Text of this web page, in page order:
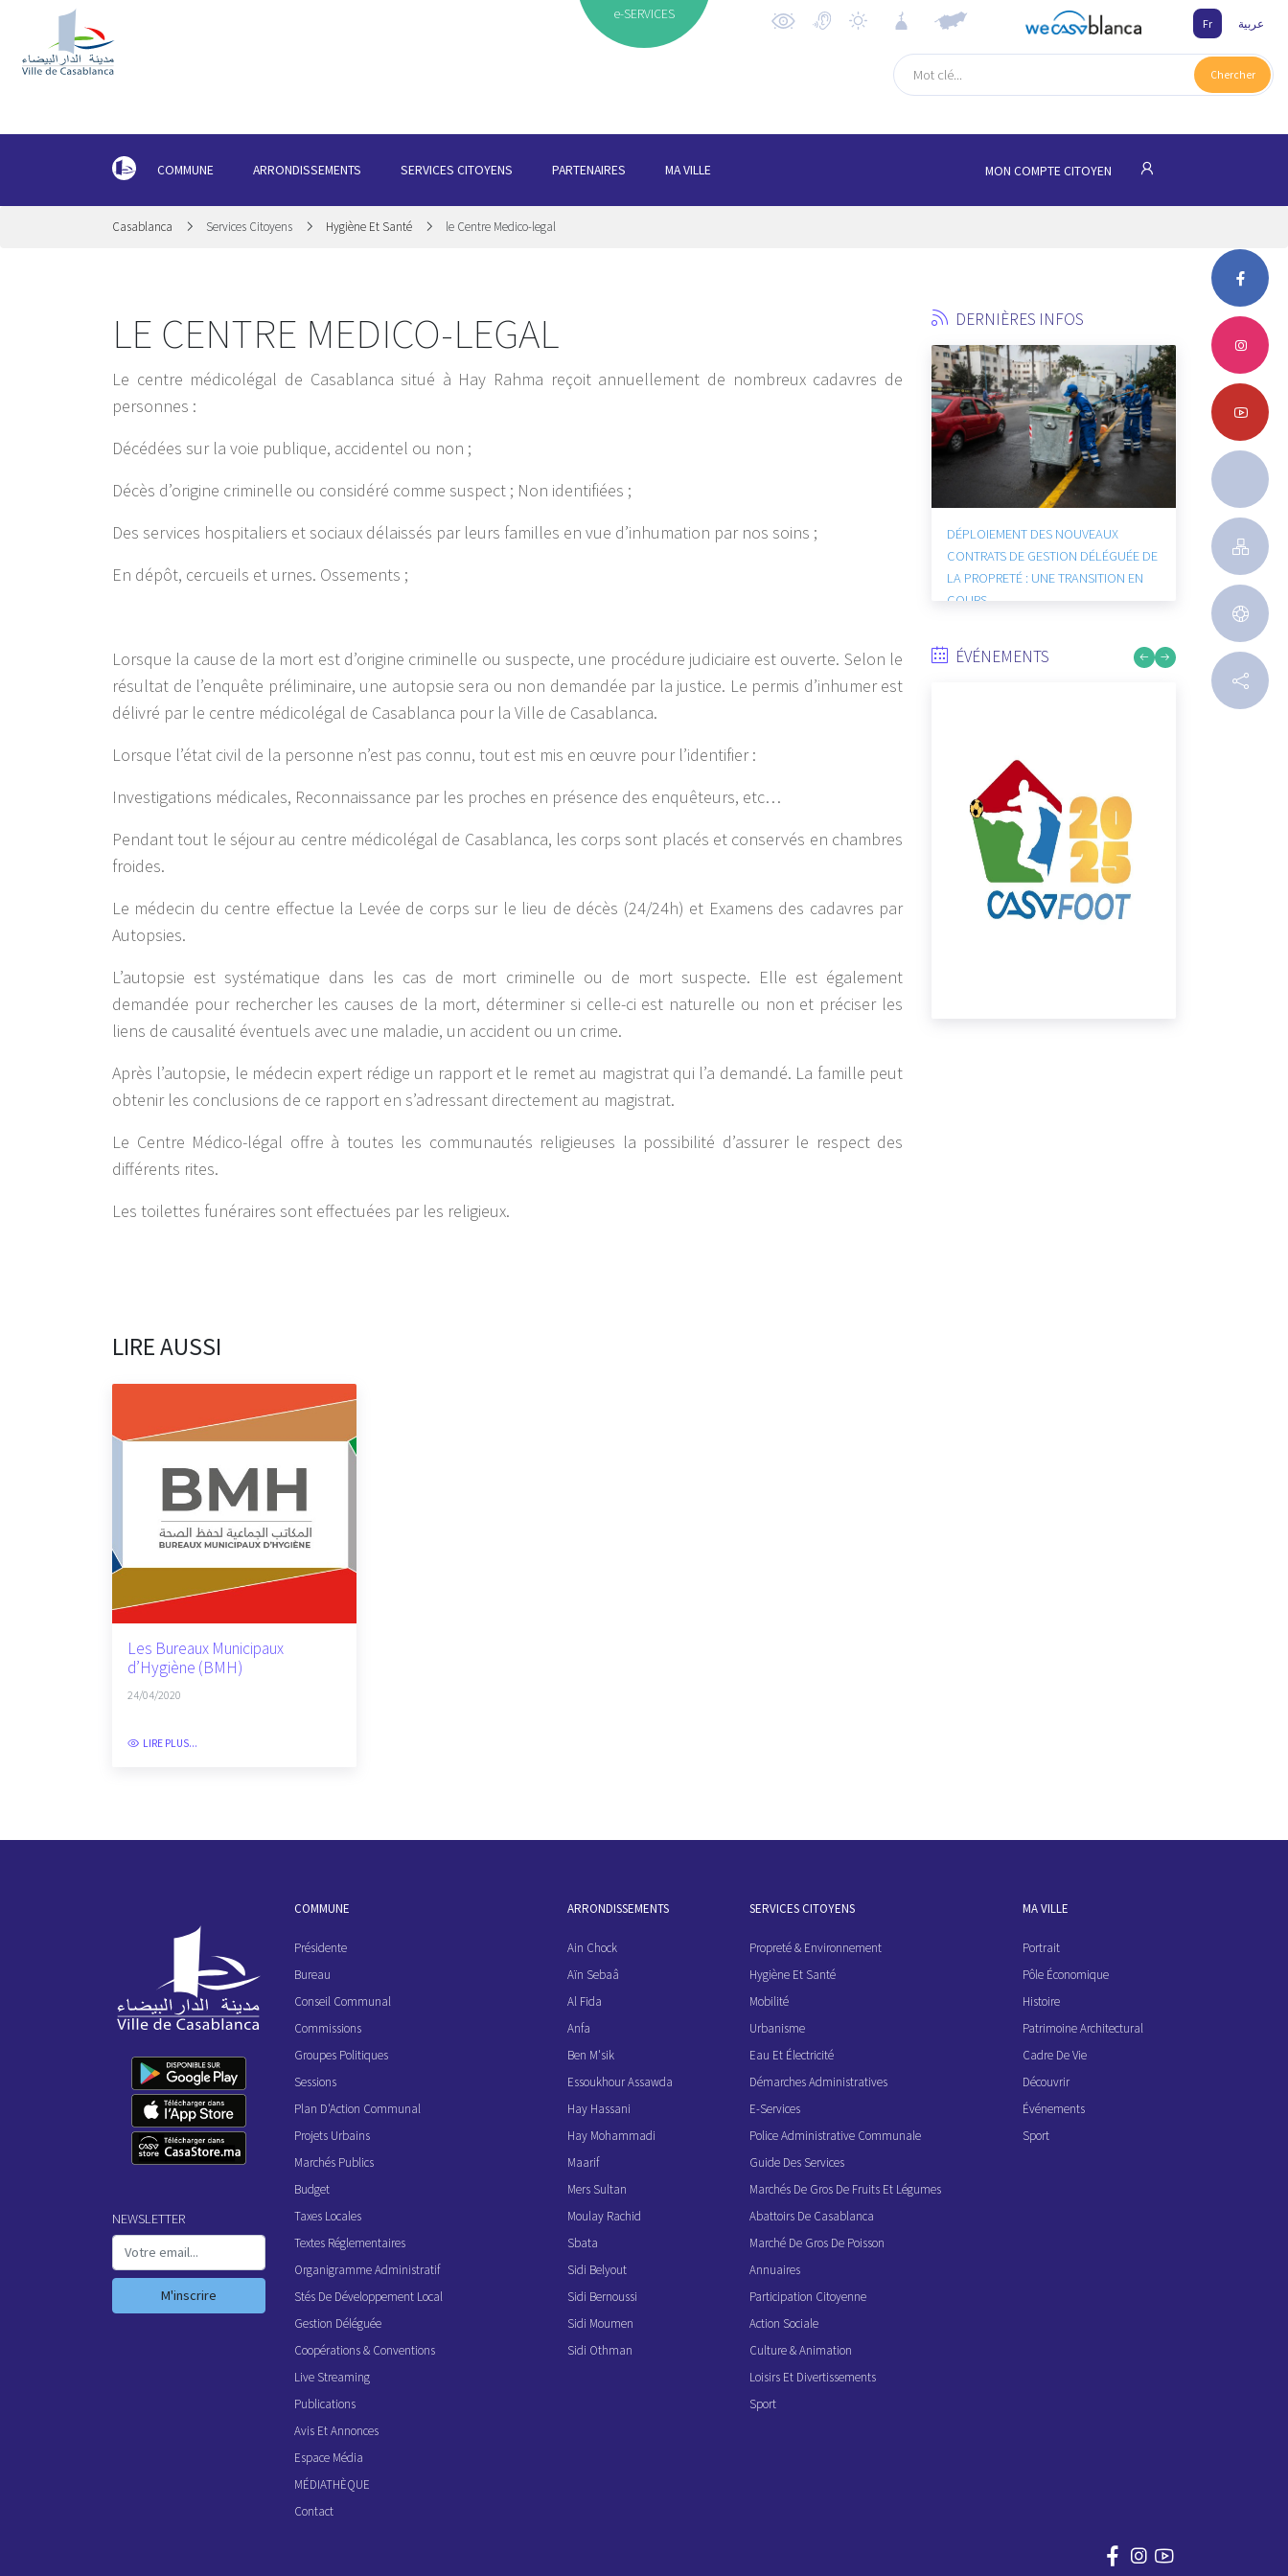
e-SERVICES
Fr عربية
Chercher
COMMUNE ARRONDISSEMENTS SERVICES CITOYENS PARTENAIRES MA VILLE MON COMPTE CITOYEN
Casablanca Services Citoyens Hygiène Et Santé le Centre Medico-legal
LE CENTRE MEDICO-LEGAL
Le centre médicolégal de Casablanca situé à Hay Rahma reçoit annuellement de nombreux cadavres de
personnes :
Décédées sur la voie publique, accidentel ou non ;
Décès d’origine criminelle ou considéré comme suspect ; Non identifiées ;
Des services hospitaliers et sociaux délaissés par leurs familles en vue d’inhumation par nos soins ;
En dépôt, cercueils et urnes. Ossements ;
Lorsque la cause de la mort est d’origine criminelle ou suspecte, une procédure judiciaire est ouverte. Selon le
résultat de l’enquête préliminaire, une autopsie sera ou non demandée par la justice. Le permis d’inhumer est
délivré par le centre médicolégal de Casablanca pour la Ville de Casablanca.
Lorsque l’état civil de la personne n’est pas connu, tout est mis en œuvre pour l’identifier :
Investigations médicales, Reconnaissance par les proches en présence des enquêteurs, etc…
Pendant tout le séjour au centre médicolégal de Casablanca, les corps sont placés et conservés en chambres
froides.
Le médecin du centre effectue la Levée de corps sur le lieu de décès (24/24h) et Examens des cadavres par
Autopsies.
L’autopsie est systématique dans les cas de mort criminelle ou de mort suspecte. Elle est également
demandée pour rechercher les causes de la mort, déterminer si celle-ci est naturelle ou non et préciser les
liens de causalité éventuels avec une maladie, un accident ou un crime.
Après l’autopsie, le médecin expert rédige un rapport et le remet au magistrat qui l’a demandé. La famille peut
obtenir les conclusions de ce rapport en s’adressant directement au magistrat.
Le Centre Médico-légal offre à toutes les communautés religieuses la possibilité d’assurer le respect des
différents rites.
Les toilettes funéraires sont effectuées par les religieux.
DERNIÈRES INFOS
DÉPLOIEMENT DES NOUVEAUX
CONTRATS DE GESTION DÉLÉGUÉE DE
LA PROPRETÉ : UNE TRANSITION EN
COURS
ÉVÉNEMENTS
LIRE AUSSI
Les Bureaux Municipaux
d’Hygiène (BMH)
24/04/2020
LIRE PLUS...
NEWSLETTER
M'inscrire
COMMUNE
Présidente
Bureau
Conseil Communal
Commissions
Groupes Politiques
Sessions
Plan D'Action Communal
Projets Urbains
Marchés Publics
Budget
Taxes Locales
Textes Réglementaires
Organigramme Administratif
Stés De Développement Local
Gestion Déléguée
Coopérations & Conventions
Live Streaming
Publications
Avis Et Annonces
Espace Média
MÉDIATHÈQUE
Contact
ARRONDISSEMENTS
Ain Chock
Aïn Sebaâ
Al Fida
Anfa
Ben M'sik
Essoukhour Assawda
Hay Hassani
Hay Mohammadi
Maarif
Mers Sultan
Moulay Rachid
Sbata
Sidi Belyout
Sidi Bernoussi
Sidi Moumen
Sidi Othman
SERVICES CITOYENS
Propreté & Environnement
Hygiène Et Santé
Mobilité
Urbanisme
Eau Et Électricité
Démarches Administratives
E-Services
Police Administrative Communale
Guide Des Services
Marchés De Gros De Fruits Et Légumes
Abattoirs De Casablanca
Marché De Gros De Poisson
Annuaires
Participation Citoyenne
Action Sociale
Culture & Animation
Loisirs Et Divertissements
Sport
MA VILLE
Portrait
Pôle Économique
Histoire
Patrimoine Architectural
Cadre De Vie
Découvrir
Événements
Sport